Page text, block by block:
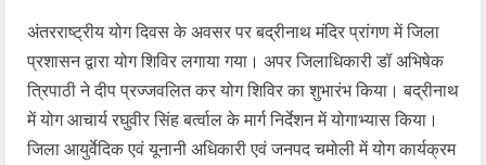
अंतरराष्ट्रीय योग दिवस के अवसर पर बद्रीनाथ मंदिर प्रांगण में जिला
प्रशासन द्वारा योग शिविर लगाया गया। अपर जिलाधिकारी डॉ अभिषेक
त्रिपाठी ने दीप प्रज्जवलित कर योग शिविर का शुभारंभ किया। बद्रीनाथ
में योग आचार्य रघुवीर सिंह बर्त्वाल के मार्ग निर्देशन में योगाभ्यास किया।
जिला आयुर्वेदिक एवं यूनानी अधिकारी एवं जनपद चमोली में योग कार्यक्रम